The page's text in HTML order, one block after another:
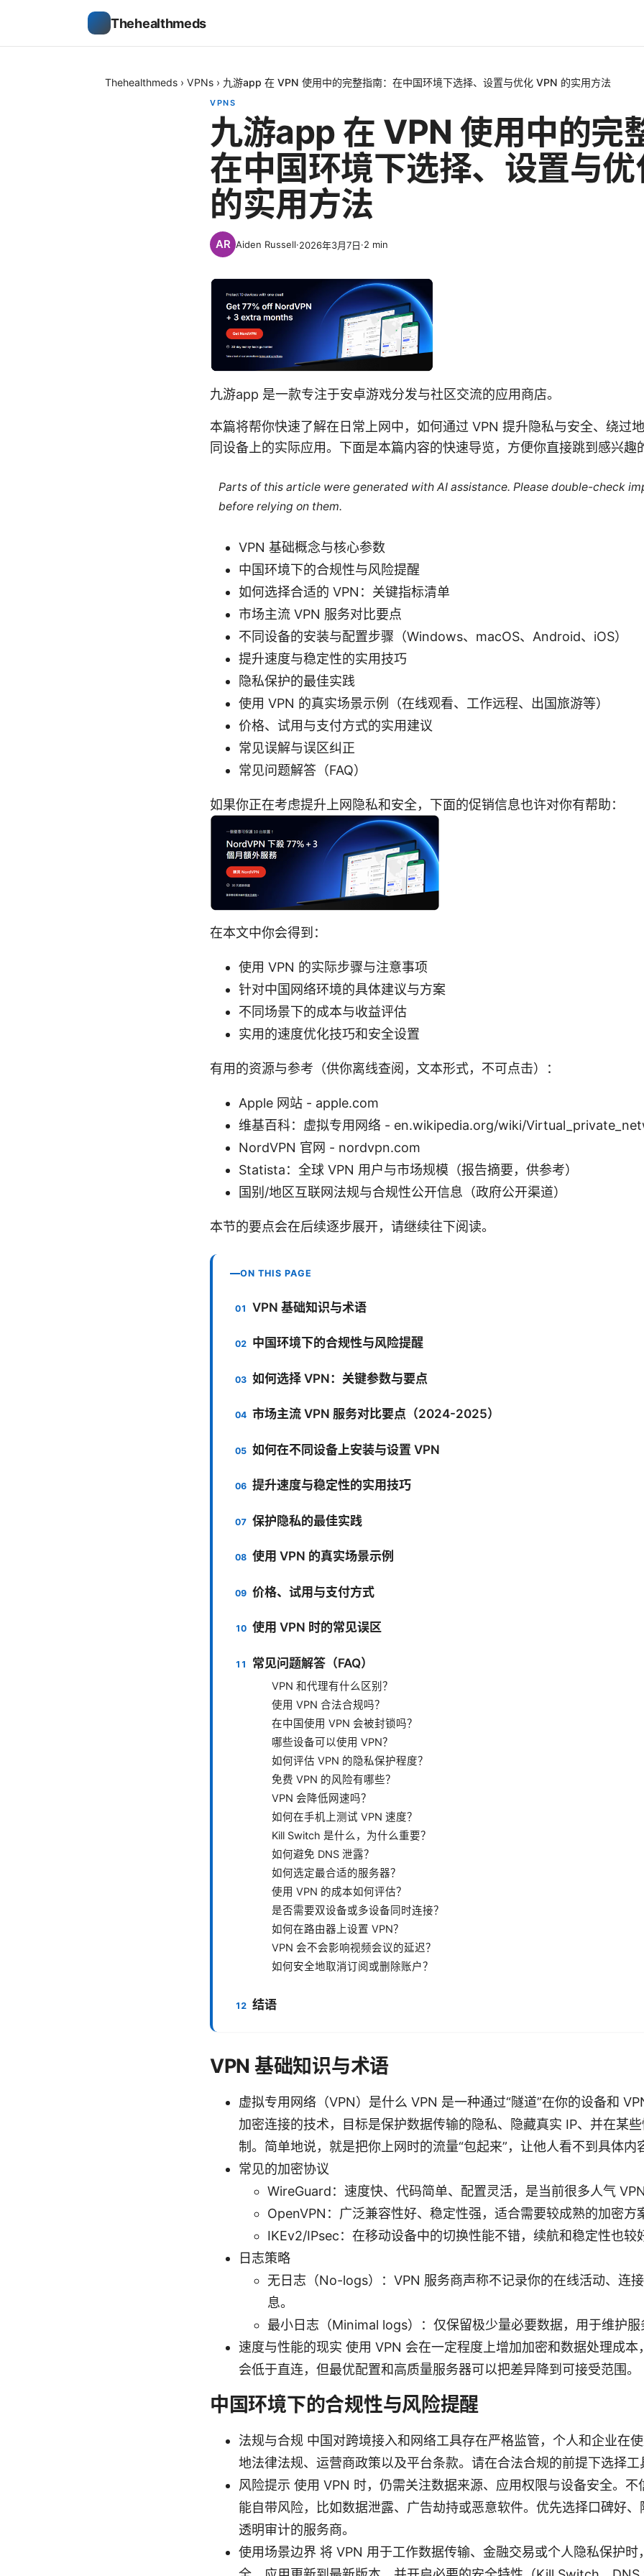
Thehealthmeds
Thehealthmeds › VPNs › 九游app 在 VPN 使用中的完整指南：在中国环境下选择、设置与优化 VPN 的实用方法
VPNS
九游app 在 VPN 使用中的完
在中国环境下选择、设置与
的实用方法
Aiden Russell·2026年3月7日·2 min
九游app 是一款专注于安卓游戏分发与社区交流的应用商店。
本篇将帮你快速了解在日常上网中，如何通过 VPN 提升隐私与安全、绕过
同设备上的实际应用。下面是本篇内容的快速导览，方便你直接跳到感兴趣
Parts of this article were generated with AI assistance. Please double-check
before relying on them.
VPN 基础概念与核心参数
中国环境下的合规性与风险提醒
如何选择合适的 VPN：关键指标清单
市场主流 VPN 服务对比要点
不同设备的安装与配置步骤（Windows、macOS、Android、iOS）
提升速度与稳定性的实用技巧
隐私保护的最佳实践
使用 VPN 的真实场景示例（在线观看、工作远程、出国旅游等）
价格、试用与支付方式的实用建议
常见误解与误区纠正
常见问题解答（FAQ）
如果你正在考虑提升上网隐私和安全，下面的促销信息也许对你有帮助：
在本文中你会得到：
使用 VPN 的实际步骤与注意事项
针对中国网络环境的具体建议与方案
不同场景下的成本与收益评估
实用的速度优化技巧和安全设置
有用的资源与参考（供你离线查阅，文本形式，不可点击）：
Apple 网站 - apple.com
维基百科：虚拟专用网络 - en.wikipedia.org/wiki/
NordVPN 官网 - nordvpn.com
Statista：全球 VPN 用户与市场规模（报告摘要，供参考）
国别/地区互联网法规与合规性公开信息（政府公开渠道）
本节的要点会在后续逐步展开，请继续往下阅读。
ON THIS PAGE
VPN 基础知识与术语
中国环境下的合规性与风险提醒
如何选择 VPN：关键参数与要点
市场主流 VPN 服务对比要点（2024-2025）
如何在不同设备上安装与设置 VPN
提升速度与稳定性的实用技巧
保护隐私的最佳实践
使用 VPN 的真实场景示例
价格、试用与支付方式
使用 VPN 时的常见误区
常见问题解答（FAQ）
VPN 和代理有什么区别？
使用 VPN 合法合规吗？
在中国使用 VPN 会被封锁吗？
哪些设备可以使用 VPN？
如何评估 VPN 的隐私保护程度？
免费 VPN 的风险有哪些？
VPN 会降低网速吗？
如何在手机上测试 VPN 速度？
Kill Switch 是什么，为什么重要？
如何避免 DNS 泄露？
如何选定最合适的服务器？
使用 VPN 的成本如何评估？
是否需要双设备或多设备同时连接？
如何在路由器上设置 VPN？
VPN 会不会影响视频会议的延迟？
如何安全地取消订阅或删除账户？
结语
VPN 基础知识与术语
虚拟专用网络（VPN）是什么 VPN 是一种通过“隧道”在你的设备和
加密连接的技术，目标是保护数据传输的隐私、隐藏真实 IP、并在某
制。简单地说，就是把你上网时的流量“包起来”，让他人看不到具体内
常见的加密协议
WireGuard：速度快、代码简单、配置灵活，是当前很多人气
OpenVPN：广泛兼容性好、稳定性强，适合需要较成熟的加密方
IKEv2/IPsec：在移动设备中的切换性能不错，续航和稳定性也较
日志策略
无日志（No-logs）：VPN 服务商声称不记录你的在线活动、连
息。
最小日志（Minimal logs）：仅保留极少量必要数据，用于维护
速度与性能的现实 使用 VPN 会在一定程度上增加加密和数据处理成本
会低于直连，但最优配置和高质量服务器可以把差异降到可接受范围。
中国环境下的合规性与风险提醒
法规与合规 中国对跨境接入和网络工具存在严格监管，个人和企业在
地法律法规、运营商政策以及平台条款。请在合法合规的前提下选择工
风险提示 使用 VPN 时，仍需关注数据来源、应用权限与设备安全。不
能自带风险，比如数据泄露、广告劫持或恶意软件。优先选择口碑好
透明审计的服务商。
使用场景边界 将 VPN 用于工作数据传输、金融交易或个人隐私保护时